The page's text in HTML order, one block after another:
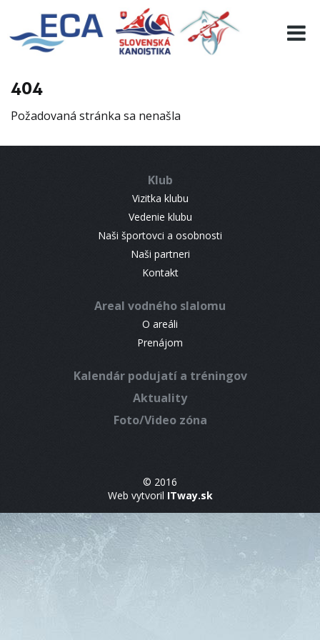
404
Požadovaná stránka sa nenašla
Klub
Vizitka klubu
Vedenie klubu
Naši športovci a osobnosti
Naši partneri
Kontakt
Areal vodného slalomu
O areáli
Prenájom
Kalendár podujatí a tréningov
Aktuality
Foto/Video zóna
© 2016
Web vytvoril ITway.sk
EURO 19
INFO
RESULTS
CONTACT